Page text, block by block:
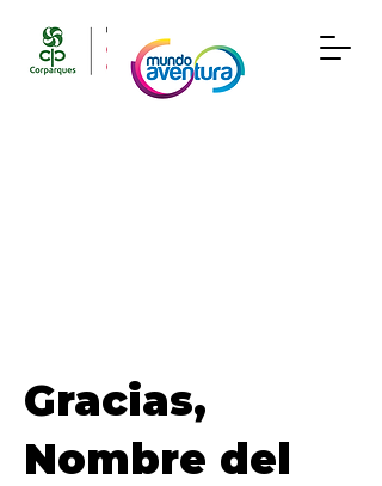
Gracias,
Nombre del